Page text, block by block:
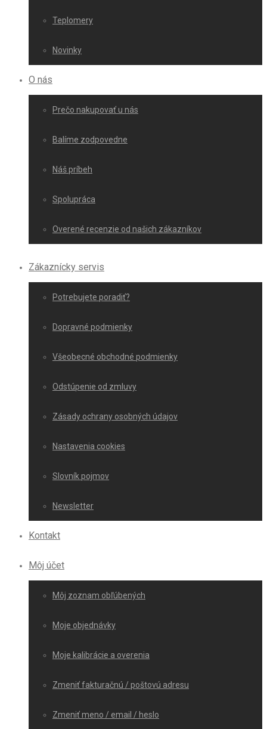
Teplomery
Novinky
O nás
Prečo nakupovať u nás
Balíme zodpovedne
Náš príbeh
Spolupráca
Overené recenzie od našich zákazníkov
Zákaznícky servis
Potrebujete poradiť?
Dopravné podmienky
Všeobecné obchodné podmienky
Odstúpenie od zmluvy
Zásady ochrany osobných údajov
Nastavenia cookies
Slovník pojmov
Newsletter
Kontakt
Môj účet
Môj zoznam obľúbených
Moje objednávky
Moje kalibrácie a overenia
Zmeniť fakturačnú / poštovú adresu
Zmeniť meno / email / heslo